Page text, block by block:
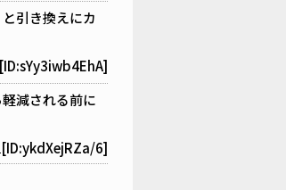
引き換えにカ
[ID:sYy3iwb4EhA]
減される前に
[ID:ykdXejRZa/6]